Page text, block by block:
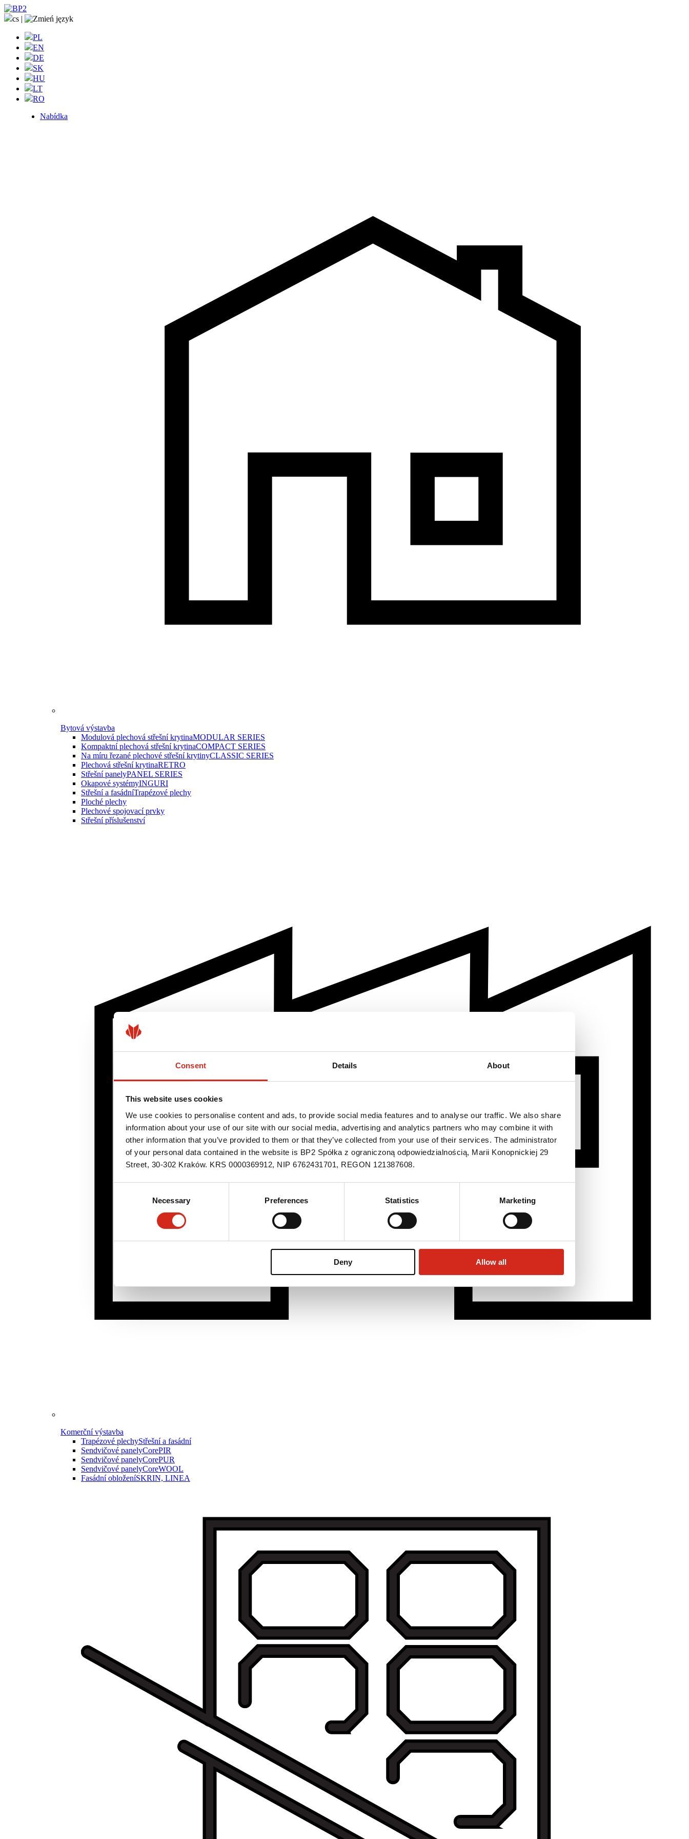
Consent Details About
This website uses cookies
We use cookies to personalise content and ads, to provide social media features and to analyse our traffic. We also share
information about your use of our site with our social media, advertising and analytics partners who may combine it with
other information that you’ve provided to them or that they’ve collected from your use of their services. The administrator
of your personal data contained in the website is BP2 Spółka z ograniczoną odpowiedzialnością, Marii Konopnickiej 29
Street, 30-302 Kraków. KRS 0000369912, NIP 6762431701, REGON 121387608.
Necessary Preferences Statistics Marketing
Deny Allow all
cs |
PL
EN
DE
SK
HU
LT
RO
Nabídka
Bytová výstavba
Modulová plechová střešní krytinaMODULAR SERIES
Kompaktní plechová střešní krytinaCOMPACT SERIES
Na míru řezané plechové střešní krytinyCLASSIC SERIES
Plechová střešní krytinaRETRO
Střešní panelyPANEL SERIES
Okapové systémyINGURI
Střešní a fasádníTrapézové plechy
Ploché plechy
Plechové spojovací prvky
Střešní příslušenství
Komerční výstavba
Trapézové plechyStřešní a fasádní
Sendvičové panelyCorePIR
Sendvičové panelyCorePUR
Sendvičové panelyCoreWOOL
Fasádní obloženíSKRIN, LINEA